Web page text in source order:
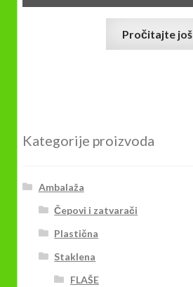
Pročitajte još
Kategorije proizvoda
Ambalaža
Čepovi i zatvarači
Plastična
Staklena
FLAŠE